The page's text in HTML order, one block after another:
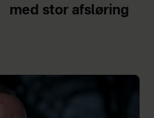
med stor afsløring